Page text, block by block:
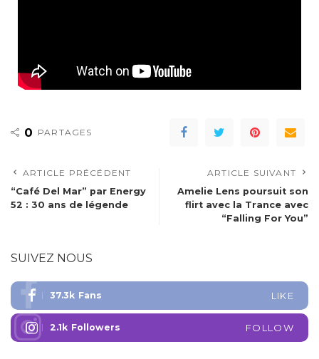
0 PARTAGES
ARTICLE PRÉCÉDENT
“Café Del Mar” par Energy
52 : 30 ans de légende
ARTICLE SUIVANT
Amelie Lens poursuit son
flirt avec la Trance avec
“Falling For You”
SUIVEZ NOUS
37.3k Fans LIKE
2.1k Followers FOLLOW